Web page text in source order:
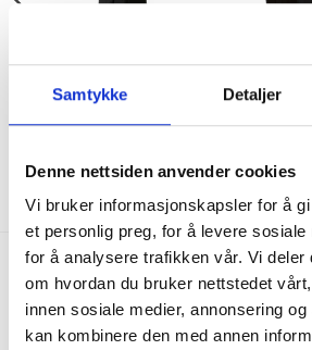
Samtykke Detaljer
Denne nettsiden anvender cookies
Vi bruker informasjonskapsler for å
et personlig preg, for å levere
for å analysere trafikken vår. Vi deler
om hvordan du bruker nettstedet
innen sosiale medier, annonsering
kan kombinere den med annen
Regntrekk til Norefjell
utepeis
IKKE PÅ LAGER
Grill
FRAKT PÅ ORDRE 0-
Pakke til hentested. Velg enten
handlekurven/checkout. Prisen avhenger